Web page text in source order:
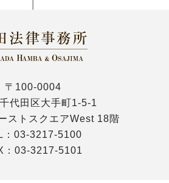
〒100-0004
代田区大手町1-5-1
ストスクエアWest 18階
03-3217-5100
：03-3217-5101